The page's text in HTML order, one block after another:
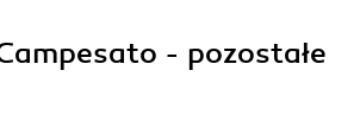
- pozostałe